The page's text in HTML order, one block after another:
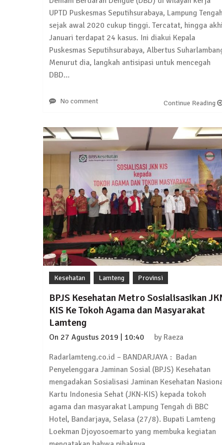
UPTD Puskesmas Seputihsurabaya, Lampung Tengah
sejak awal 2020 cukup tinggi. Tercatat, hingga
Januari terdapat 24 kasus. Ini diakui Kepala
Puskesmas Seputihsurabaya, Albertus
Menurut dia, langkah antisipasi untuk mencegah
DBD…
No comment Continue Reading
Kesehatan Lamteng Provinsi
BPJS Kesehatan Metro Sosialisasikan
KIS Ke Tokoh Agama dan Masyarakat
Lamteng
On 27 Agustus 2019 | 10:40 by Raeza
Radarlamteng.co.id – BANDARJAYA : Badan
Penyelenggara Jaminan Sosial (BPJS) Kesehatan
mengadakan Sosialisasi Jaminan Kesehatan
Kartu Indonesia Sehat (JKN-KIS) kepada tokoh
agama dan masyarakat Lampung Tengah di BBC
Hotel, Bandarjaya, Selasa (27/8). Bupati Lamteng
Loekman Djoyosoemarto yang membuka kegiatan